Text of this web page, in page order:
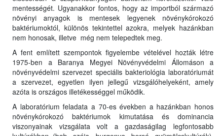
mentességét. Ugyanakkor fontos, hogy az importból származó
növényi anyagok is mentesek legyenek növénykórokozó
baktériumoktól, különös tekintettel azokra, melyek hazánkban
nem honosak, illetve még nem telepedtek meg.
A fent említett szempontok figyelembe vételével hozták létre
1975-ben a Baranya Megyei Növényvédelmi Állomáson a
növényvédelmi szervezet speciális bakteriológia laboratóriumát
a szervezet, egyetlen ilyen jellegű vizsgálóhelyeként, amely
azóta is országos illetékességgel működik.
A laboratórium feladata a 70-es években a hazánkban honos
növénykórokozó baktériumok kimutatása és dominancia
viszonyainak vizsgálata volt a gazdaságilag legfontosabb